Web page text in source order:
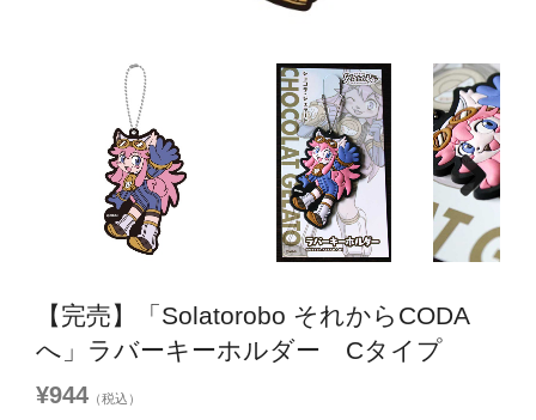
Next
【完売】「Solatorobo それからCODA
へ」ラバーキーホルダー Cタイプ
¥944 （税込）